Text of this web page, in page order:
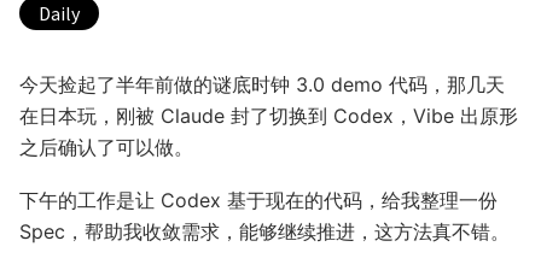
Daily
今天捡起了半年前做的谜底时钟 3.0 demo 代码，那几天
在日本玩，刚被 Claude 封了切换到 Codex，Vibe 出原形
之后确认了可以做。
下午的工作是让 Codex 基于现在的代码，给我整理一份
Spec，帮助我收敛需求，能够继续推进，这方法真不错。